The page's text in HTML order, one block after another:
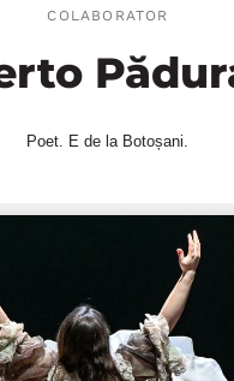
COLABORATOR
Poet. E de la Botoșani.